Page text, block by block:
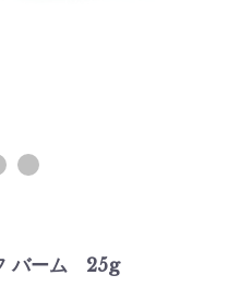
バーム 25g